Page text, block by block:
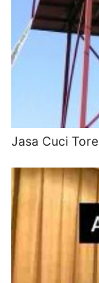
Jasa Cuci